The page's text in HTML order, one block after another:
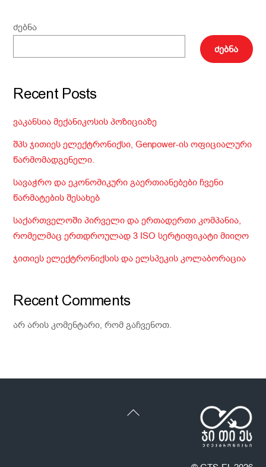
ძებნა
ძებნა
Recent Posts
ვაკანსია მექანიკოსის პოზიციაზე
შპს ჯითიეს ელექტრონიქსი, Genpower-ის ოფიციალური
წარმომადგენელი.
სავაჭრო და ეკონომიკური გაერთიანებები ჩვენი
წარმატების შესახებ
საქართველოში პირველი და ერთადერთი კომპანია,
რომელმაც ერთდროულად 3 ISO სერტიფიკატი მიიღო
ჯითიეს ელექტრონიქსის და ელსპეკის კოლაბორაცია
Recent Comments
არ არის კომენტარი, რომ გაჩვენოთ.
Back